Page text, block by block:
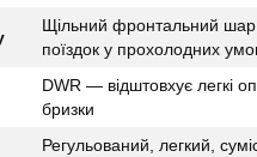
Щільний фронтальний
поїздок у прохолодних
DWR — відштовхує легкі
бризки
Регульований, легкий,